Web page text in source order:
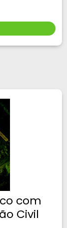
com
Civil